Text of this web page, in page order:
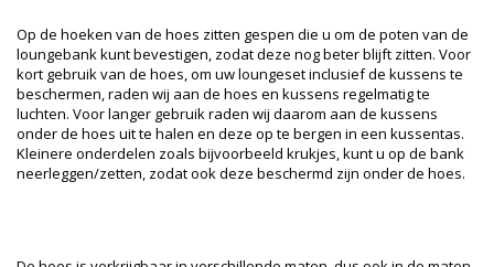
Op de hoeken van de hoes zitten gespen die u om de poten van de
loungebank kunt bevestigen, zodat deze nog beter blijft zitten. Voor
kort gebruik van de hoes, om uw loungeset inclusief de kussens te
beschermen, raden wij aan de hoes en kussens regelmatig te
luchten. Voor langer gebruik raden wij daarom aan de kussens
onder de hoes uit te halen en deze op te bergen in een kussentas.
Kleinere onderdelen zoals bijvoorbeeld krukjes, kunt u op de bank
neerleggen/zetten, zodat ook deze beschermd zijn onder de hoes.